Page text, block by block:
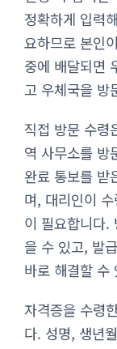
정확하게 입력
요하므로 본인
중에 배달되면
고 우체국을 방
직접 방문 수령
역 사무소를 방
완료 통보를 받
며, 대리인이
이 필요합니다.
을 수 있고, 발
바로 해결할 수
자격증을 수령
다. 성명, 생년